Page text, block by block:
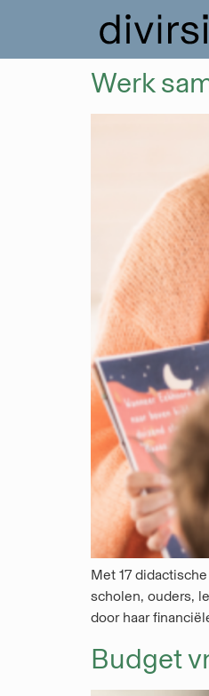
Werk
Met 17
scholen, ouders,
door haar
Budget